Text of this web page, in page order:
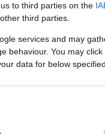
to third parties on the
third parties.
services and may
behaviour. You may
data for below
BAFTAγια
Όσκαρ,
στο